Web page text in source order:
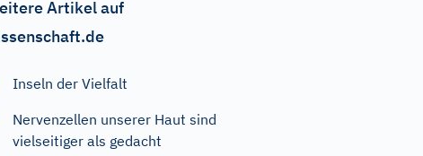
Artikel auf
Inseln der Vielfalt
Nervenzellen unserer Haut sind
vielseitiger als gedacht